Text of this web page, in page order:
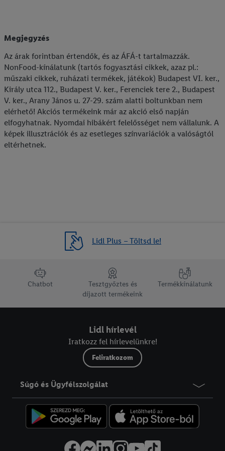
Megjegyzés
Az árak forintban értendők, és az ÁFÁ-t tartalmazzák.
NonFood-kínálatunk (tartós fogyasztási cikkek, azaz pl.:
műszaki cikkek, ruházati termékek, játékok) Budapest VI. ker.,
Király utca 112., Budapest V. ker., Ferenciek tere 2., Budapest
V. ker., Arany János u. 27-29. szám alatti boltunkban nem
elérhető! Akciós termékeink már az akció első napján
elfogyhatnak. Nyomdai hibákért felelősséget nem vállalunk. A
képek illusztrációk és az esetleges színvariációk a valóságtól
eltérhetnek.
Lidl Plus – Töltsd le!
lábléc navigáció
Chatbot
Tesztgyőztes és
díjazott termékeink
Termékkínálatunk
Lidl hírlevél
Iratkozz fel hírlevelünkre!
Feliratkozom
Súgó és Ügyfélszolgálat